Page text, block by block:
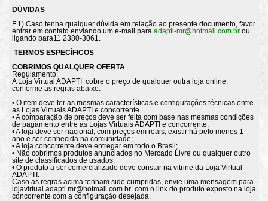
DÚVIDAS
F.1) Caso tenha qualquer dúvida em relação ao presente documento, favor
entrar em contato enviando um e-mail para adapti-mr@hotmail.com.br ou
ligando para11 2380-3061.
TERMOS ESPECÍFICOS
COBRIMOS QUALQUER OFERTA
Regulamento:
A Loja Virtual ADAPTI cobre o preço de qualquer outra loja online,
conforme as regras abaixo:
• O item deve ter as mesmas características e configurações técnicas entre
as Lojas Virtuais ADAPTI e concorrente.
• A comparação de preços deve ser feita com base nas mesmas condições
de pagamento entre as Lojas Virtuais ADAPTI e concorrente;
• A loja deve ser nacional, com preços em reais, existir há pelo menos 1
ano e ser conhecida na comunidade;
• A loja concorrente deve entregar em todo o Brasil;
• Não cobrimos produtos anunciados no Mercado Livre ou qualquer outro
site de classificados de usados;
• O produto a ser comercializado deve constar na vitrine da Loja Virtual
ADAPTI.
Caso as regras acima tenham sido cumpridas, envie uma mensagem para
lojavirtual adapti.mr@hotmail.com.br com o link do produto exposto na loja
concorrente com a configuração desejada.